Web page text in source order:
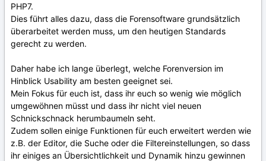
PHP7.
Dies führt alles dazu, dass die Forensoftware grundsätzlich
überarbeitet werden muss, um den heutigen Standards
gerecht zu werden.
Daher habe ich lange überlegt, welche Forenversion im
Hinblick Usability am besten geeignet sei.
Mein Fokus für euch ist, dass ihr euch so wenig wie möglich
umgewöhnen müsst und dass ihr nicht viel neuen
Schnickschnack herumbaumeln seht.
Zudem sollen einige Funktionen für euch erweitert werden wie
z.B. der Editor, die Suche oder die Filtereinstellungen, so dass
ihr einiges an Übersichtlichkeit und Dynamik hinzu gewinnen